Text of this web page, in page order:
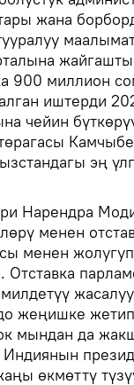
жана
900 миллион
иштерди
чейин
эң
Нарендра
менен
менен
Отставка
жеңишке
мындан да
Индиянын
өкмөттү